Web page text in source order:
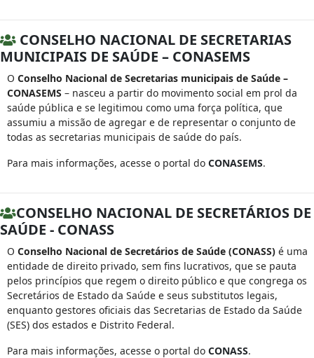
CONSELHO NACIONAL DE SECRETARIAS
MUNICIPAIS DE SAÚDE – CONASEMS
O Conselho Nacional de Secretarias municipais de Saúde –
CONASEMS – nasceu a partir do movimento social em prol da
saúde pública e se legitimou como uma força política, que
assumiu a missão de agregar e de representar o conjunto de
todas as secretarias municipais de saúde do país.
Para mais informações, acesse o portal do CONASEMS.
CONSELHO NACIONAL DE SECRETÁRIOS DE
SAÚDE - CONASS
O Conselho Nacional de Secretários de Saúde (CONASS) é uma
entidade de direito privado, sem fins lucrativos, que se pauta
pelos princípios que regem o direito público e que congrega os
Secretários de Estado da Saúde e seus substitutos legais,
enquanto gestores oficiais das Secretarias de Estado da Saúde
(SES) dos estados e Distrito Federal.
Para mais informações, acesse o portal do CONASS.